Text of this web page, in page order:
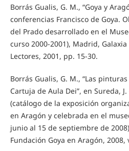
Borrás Gualis, G. M., “Goya y
conferencias Francisco de Goya.
del Prado desarrollado en el
curso 2000-2001), Madrid,
Lectores, 2001, pp. 15-30.
Borrás Gualis, G. M., “Las
Cartuja de Aula Dei”, en Sureda,
(catálogo de la exposición
en Aragón y celebrada en el
junio al 15 de septiembre de
Fundación Goya en Aragón, 2008,